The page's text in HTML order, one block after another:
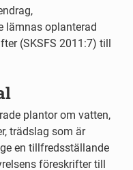
lämnas oplanterad
(SKSFS 2011:7) till
plantor om vatten,
trädslag som är
en tillfredsställande
föreskrifter till